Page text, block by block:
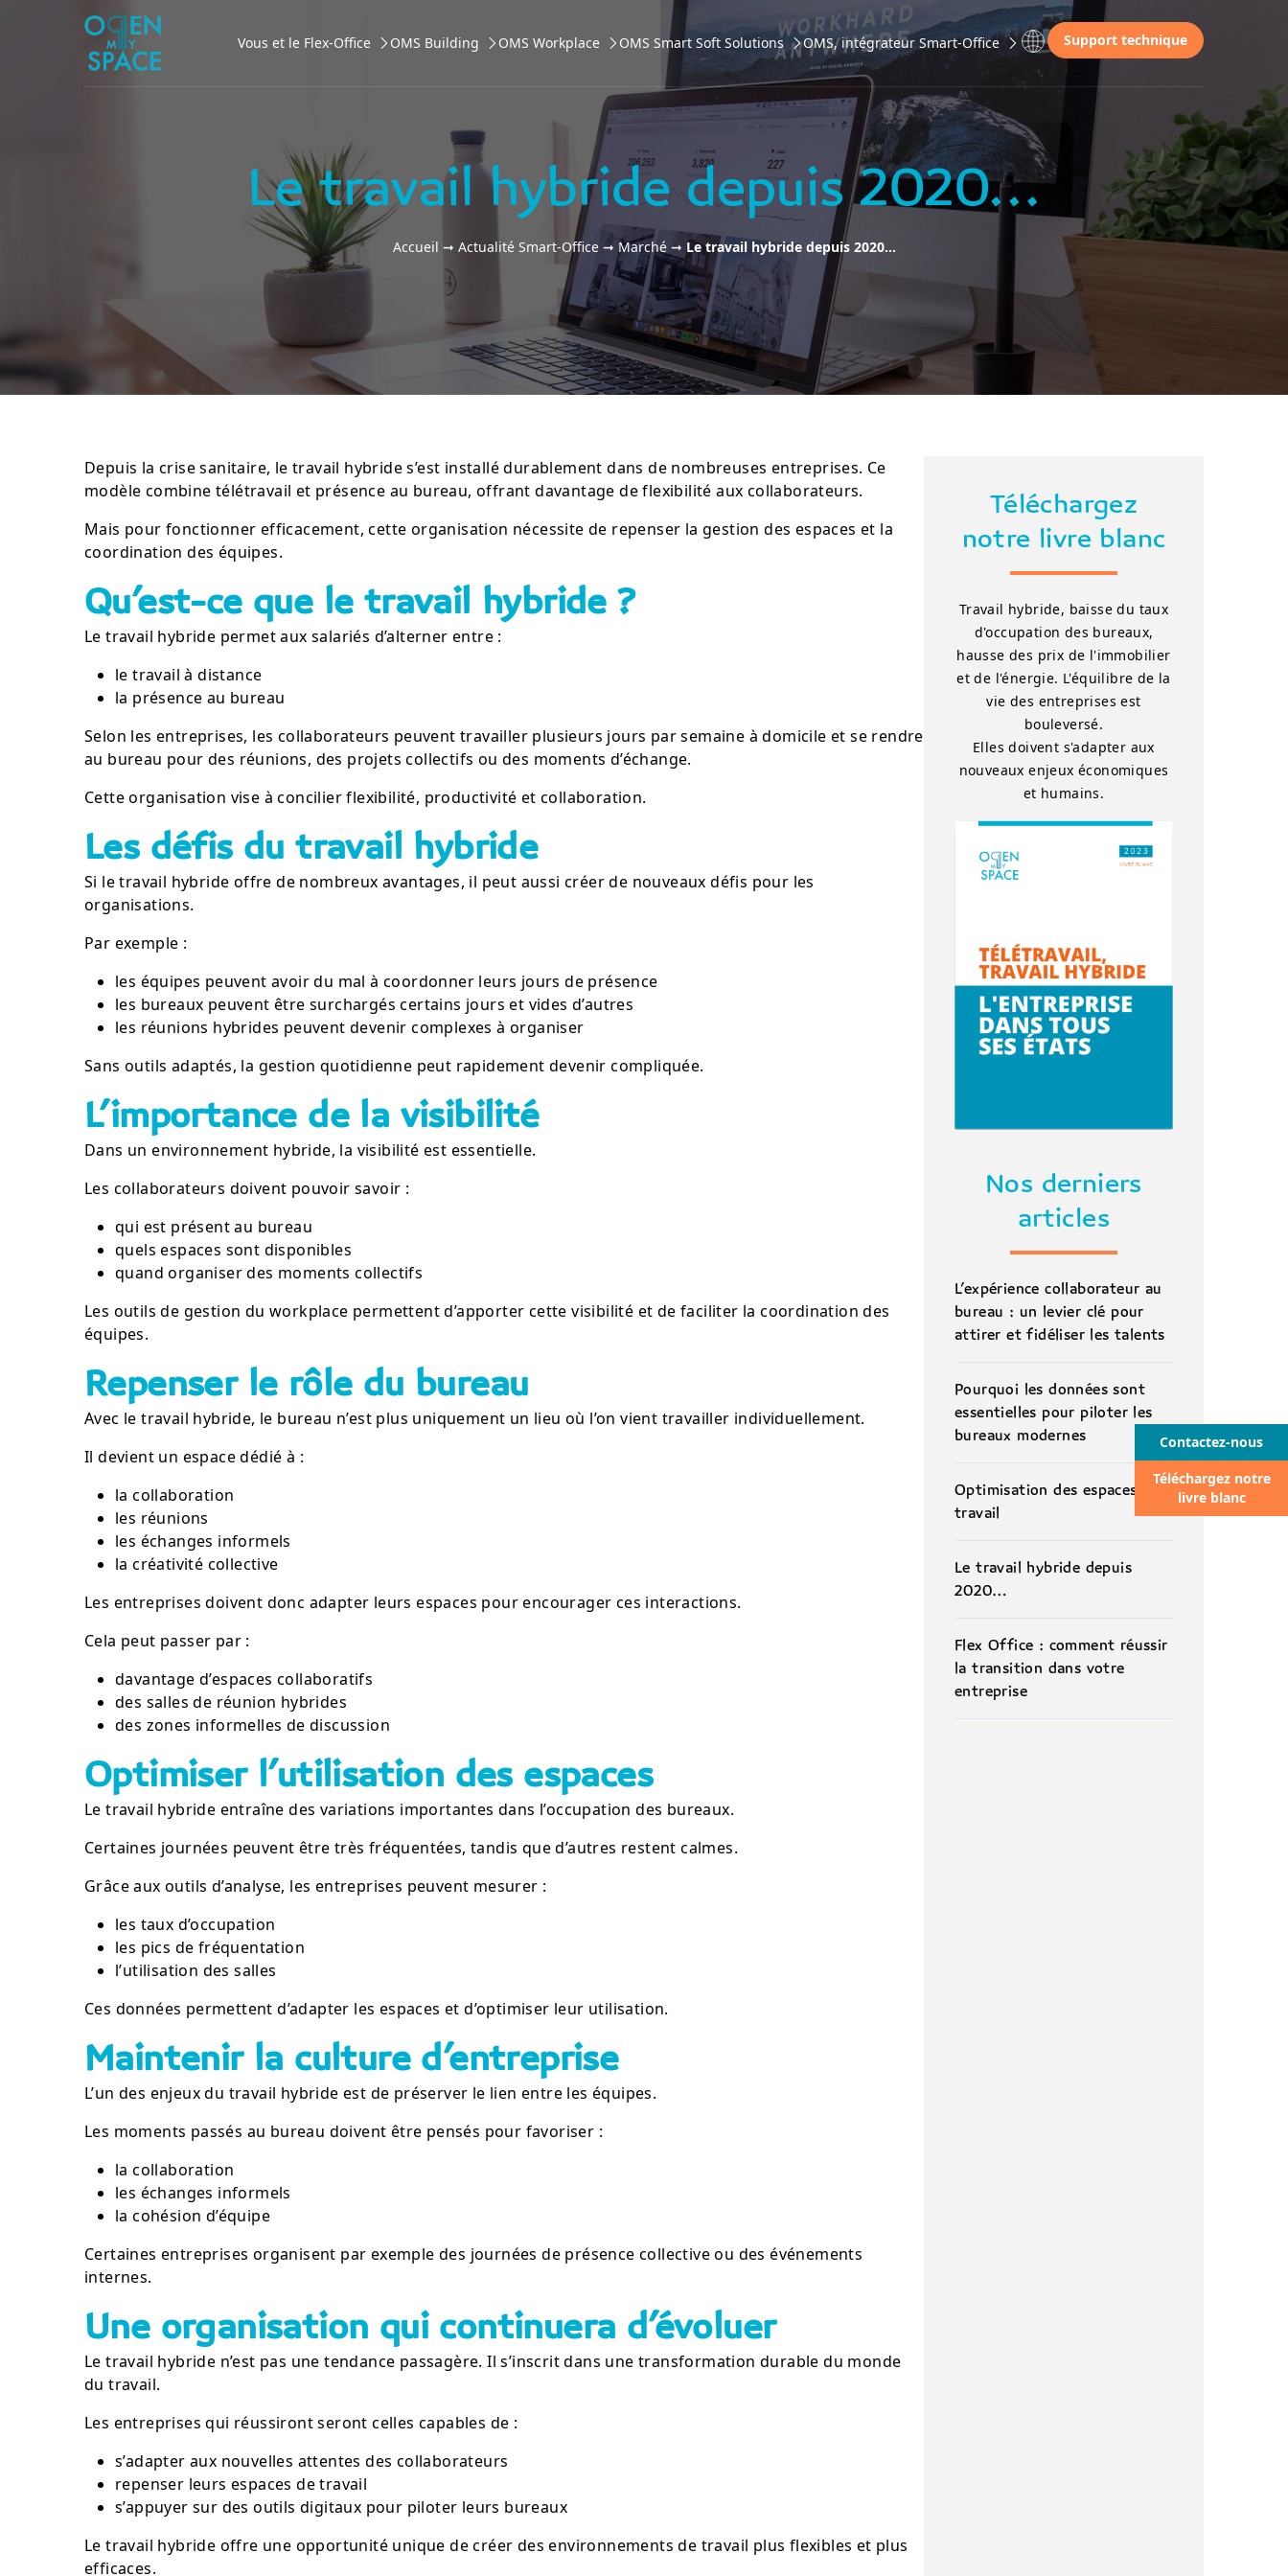
Aller au contenu
Vous et le Flex-Office OMS Building OMS Workplace OMS Smart Soft Solutions OMS, intégrateur Smart-Office Support technique
Le travail hybride depuis 2020…
Accueil ➞ Actualité Smart-Office➞ Marché➞ Le travail hybride depuis 2020…
Depuis la crise sanitaire, le travail hybride s’est installé durablement dans de nombreuses entreprises. Ce
modèle combine télétravail et présence au bureau, offrant davantage de flexibilité aux collaborateurs.
Mais pour fonctionner efficacement, cette organisation nécessite de repenser la gestion des espaces et la
coordination des équipes.
Qu’est-ce que le travail hybride ?
Le travail hybride permet aux salariés d’alterner entre :
le travail à distance
la présence au bureau
Selon les entreprises, les collaborateurs peuvent travailler plusieurs jours par semaine à domicile et se rendre
au bureau pour des réunions, des projets collectifs ou des moments d’échange.
Cette organisation vise à concilier flexibilité, productivité et collaboration.
Les défis du travail hybride
Si le travail hybride offre de nombreux avantages, il peut aussi créer de nouveaux défis pour les
organisations.
Par exemple :
les équipes peuvent avoir du mal à coordonner leurs jours de présence
les bureaux peuvent être surchargés certains jours et vides d’autres
les réunions hybrides peuvent devenir complexes à organiser
Sans outils adaptés, la gestion quotidienne peut rapidement devenir compliquée.
L’importance de la visibilité
Dans un environnement hybride, la visibilité est essentielle.
Les collaborateurs doivent pouvoir savoir :
qui est présent au bureau
quels espaces sont disponibles
quand organiser des moments collectifs
Les outils de gestion du workplace permettent d’apporter cette visibilité et de faciliter la coordination des
équipes.
Repenser le rôle du bureau
Avec le travail hybride, le bureau n’est plus uniquement un lieu où l’on vient travailler individuellement.
Il devient un espace dédié à :
la collaboration
les réunions
les échanges informels
la créativité collective
Les entreprises doivent donc adapter leurs espaces pour encourager ces interactions.
Cela peut passer par :
davantage d’espaces collaboratifs
des salles de réunion hybrides
des zones informelles de discussion
Optimiser l’utilisation des espaces
Le travail hybride entraîne des variations importantes dans l’occupation des bureaux.
Certaines journées peuvent être très fréquentées, tandis que d’autres restent calmes.
Grâce aux outils d’analyse, les entreprises peuvent mesurer :
les taux d’occupation
les pics de fréquentation
l’utilisation des salles
Ces données permettent d’adapter les espaces et d’optimiser leur utilisation.
Maintenir la culture d’entreprise
L’un des enjeux du travail hybride est de préserver le lien entre les équipes.
Les moments passés au bureau doivent être pensés pour favoriser :
la collaboration
les échanges informels
la cohésion d’équipe
Certaines entreprises organisent par exemple des journées de présence collective ou des événements
internes.
Une organisation qui continuera d’évoluer
Le travail hybride n’est pas une tendance passagère. Il s’inscrit dans une transformation durable du monde
du travail.
Les entreprises qui réussiront seront celles capables de :
s’adapter aux nouvelles attentes des collaborateurs
repenser leurs espaces de travail
s’appuyer sur des outils digitaux pour piloter leurs bureaux
Le travail hybride offre une opportunité unique de créer des environnements de travail plus flexibles et plus
efficaces.
Téléchargez
notre livre blanc
Travail hybride, baisse du taux
d'occupation des bureaux,
hausse des prix de l'immobilier
et de l'énergie. L'équilibre de la
vie des entreprises est
bouleversé.
Elles doivent s'adapter aux
nouveaux enjeux économiques
et humains.
Nos derniers
articles
L’expérience collaborateur au
bureau : un levier clé pour
attirer et fidéliser les talents
Pourquoi les données sont
essentielles pour piloter les
bureaux modernes
Optimisation des espaces de
travail
Le travail hybride depuis
2020…
Flex Office : comment réussir
la transition dans votre
entreprise
Contactez-nous
Téléchargez notre
livre blanc